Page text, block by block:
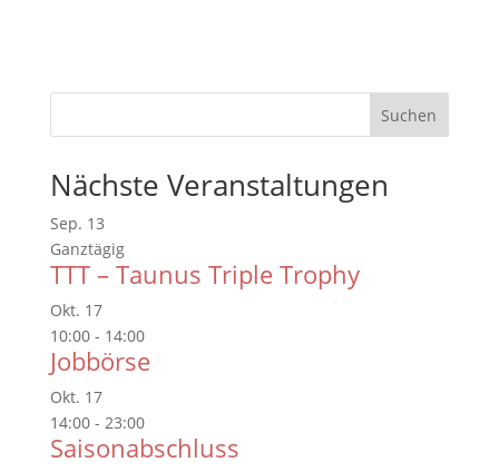
Nächste Veranstaltungen
Sep. 13
Ganztägig
TTT – Taunus Triple Trophy
Okt. 17
10:00- 14:00
Jobbörse
Okt. 17
14:00- 23:00
Saisonabschluss